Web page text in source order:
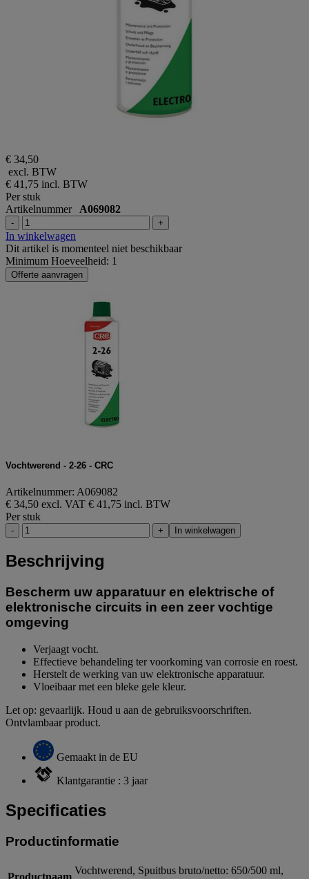
€ 34,50
excl. BTW
€ 41,75 incl. BTW
Per stuk
Artikelnummer A069082
- +
In winkelwagen
Dit artikel is momenteel niet beschikbaar
Minimum Hoeveelheid: 1
Offerte aanvragen
Vochtwerend - 2-26 - CRC
Artikelnummer: A069082
€ 34,50 excl. VAT € 41,75 incl. BTW
Per stuk
- + In winkelwagen
Beschrijving
Bescherm uw apparatuur en elektrische of
elektronische circuits in een zeer vochtige
omgeving
Verjaagt vocht.
Effectieve behandeling ter voorkoming van corrosie en roest.
Herstelt de werking van uw elektronische apparatuur.
Vloeibaar met een bleke gele kleur.
Let op: gevaarlijk. Houd u aan de gebruiksvoorschriften.
Ontvlambaar product.
Gemaakt in de EU
Klantgarantie : 3 jaar
Specificaties
Productinformatie
Productnaam
Vochtwerend, Spuitbus bruto/netto: 650/500 ml,